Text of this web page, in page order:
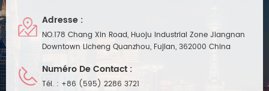
Adresse :
NO.178 Chang Xin Road, Huoju Industrial Zone Jiangnan
Downtown Licheng Quanzhou, Fujian, 362000 China
Numéro De Contact :
Tél. : +86 (595) 2286 3721